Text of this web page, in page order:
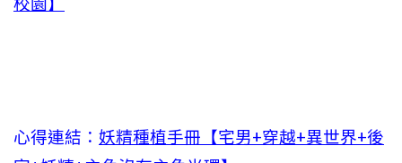
心得連結： 妖精種植手冊【宅男+穿越+異世界+後